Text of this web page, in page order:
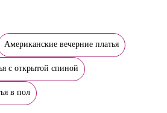
Американские вечерние платья
с открытой спиной
в пол